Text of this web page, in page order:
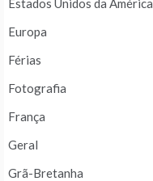
Estados Unidos da América
Europa
Férias
Fotografia
França
Geral
Grã-Bretanha